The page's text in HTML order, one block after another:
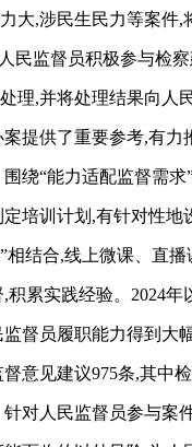
大,涉民生民力等案
民监督员积极参与检
理,并将处理结果向人
提供了重要参考,有
“能力适配监督需求
培训计划,有针对性
相结合,线上微课、直
累实践经验。2024
督员履职能力得到
意见建议975条,其中
人民监督员参与案